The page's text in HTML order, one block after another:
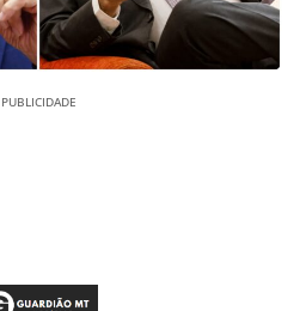
PUBLICIDADE